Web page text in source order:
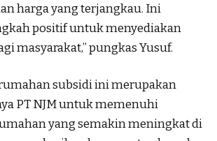
harga yang terjangkau. Ini
positif untuk menyediakan
masyarakat,” pungkas Yusuf.
subsidi ini merupakan
PT NJM untuk memenuhi
yang semakin meningkat di